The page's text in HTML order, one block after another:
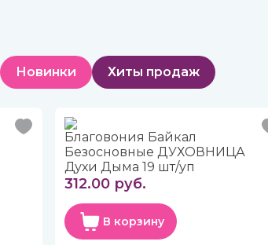
Новинки Хиты продаж
Благовония Байкал
Безосновные ДУХОВНИЦА
Духи Дыма 19 шт/уп
312.00 руб.
В корзину